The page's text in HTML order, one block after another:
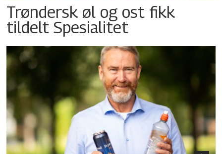
Trøndersk øl og ost fikk
tildelt Spesialitet